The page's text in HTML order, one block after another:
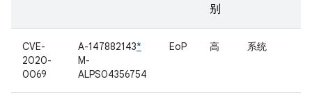
别
CVE-
2020-
0069
A-147882143*
M-
ALPS04356754
EoP 高 系统